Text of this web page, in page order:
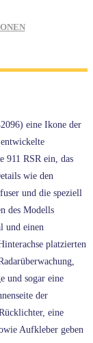
eine Ikone der
911 RSR ein, das
wie den
und die speziell
des Modells
und einen
platzierten
und sogar eine
der
eine
Aufkleber geben